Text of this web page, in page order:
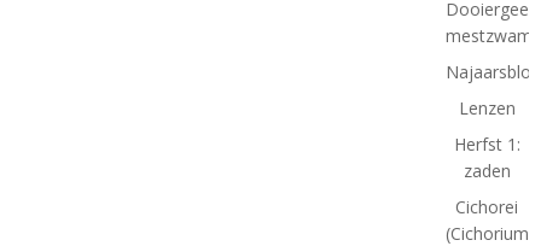
Dooiergeel
Lenzen
Herfst 1:
zaden
Cichorei
(Cichorium